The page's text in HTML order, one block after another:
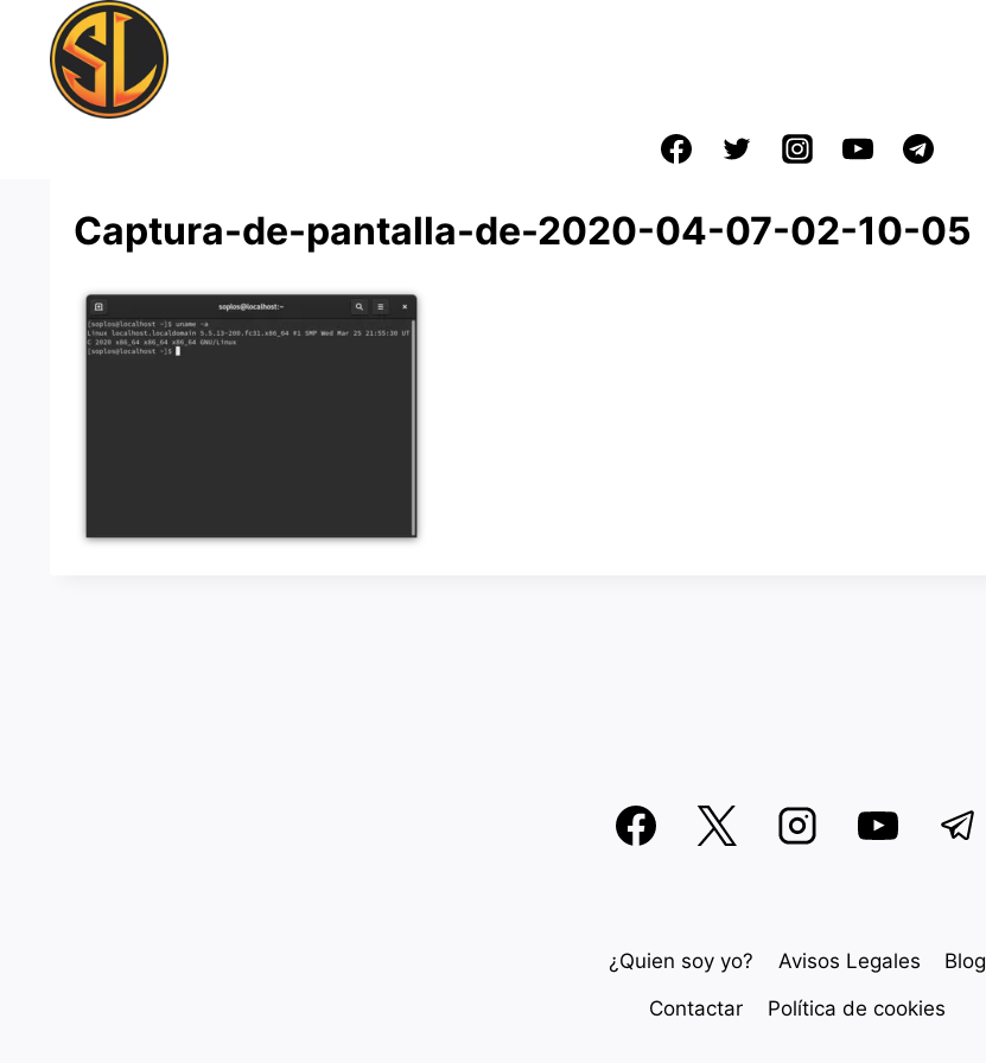
contenido
Captura-de-pantalla-de-2020-04-07-02-10-05
¿Quien soy yo? Avisos Legales Blog
Contactar Política de cookies